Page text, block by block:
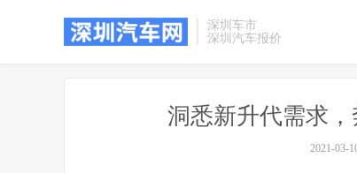
深圳车市
深圳汽车报价
洞悉新升代需求，
2021-03-